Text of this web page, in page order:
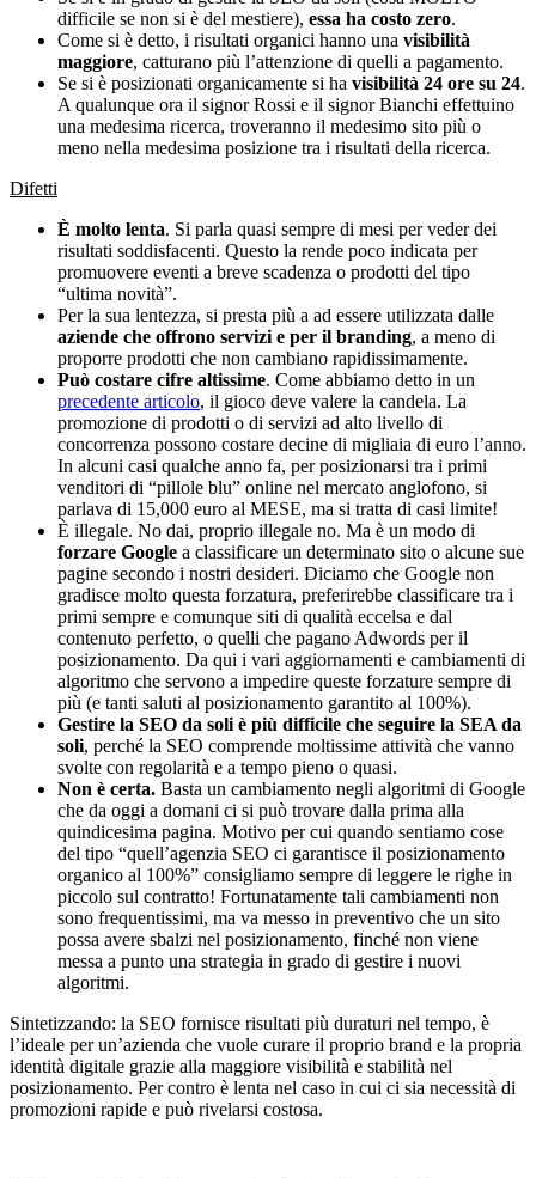
difficile se non si è del mestiere), essa ha costo zero.
Come si è detto, i risultati organici hanno una visibilità
maggiore, catturano più l’attenzione di quelli a pagamento.
Se si è posizionati organicamente si ha visibilità 24 ore su 24.
A qualunque ora il signor Rossi e il signor Bianchi effettuino
una medesima ricerca, troveranno il medesimo sito più o
meno nella medesima posizione tra i risultati della ricerca.
Difetti
È molto lenta. Si parla quasi sempre di mesi per veder dei
risultati soddisfacenti. Questo la rende poco indicata per
promuovere eventi a breve scadenza o prodotti del tipo
“ultima novità”.
Per la sua lentezza, si presta più a ad essere utilizzata dalle
aziende che offrono servizi e per il branding, a meno di
proporre prodotti che non cambiano rapidissimamente.
Può costare cifre altissime. Come abbiamo detto in un
precedente articolo, il gioco deve valere la candela. La
promozione di prodotti o di servizi ad alto livello di
concorrenza possono costare decine di migliaia di euro l’anno.
In alcuni casi qualche anno fa, per posizionarsi tra i primi
venditori di “pillole blu” online nel mercato anglofono, si
parlava di 15,000 euro al MESE, ma si tratta di casi limite!
È illegale. No dai, proprio illegale no. Ma è un modo di
forzare Google a classificare un determinato sito o alcune sue
pagine secondo i nostri desideri. Diciamo che Google non
gradisce molto questa forzatura, preferirebbe classificare tra i
primi sempre e comunque siti di qualità eccelsa e dal
contenuto perfetto, o quelli che pagano Adwords per il
posizionamento. Da qui i vari aggiornamenti e cambiamenti di
algoritmo che servono a impedire queste forzature sempre di
più (e tanti saluti al posizionamento garantito al 100%).
Gestire la SEO da soli è più difficile che seguire la SEA da
soli, perché la SEO comprende moltissime attività che vanno
svolte con regolarità e a tempo pieno o quasi.
Non è certa. Basta un cambiamento negli algoritmi di Google
che da oggi a domani ci si può trovare dalla prima alla
quindicesima pagina. Motivo per cui quando sentiamo cose
del tipo “quell’agenzia SEO ci garantisce il posizionamento
organico al 100%” consigliamo sempre di leggere le righe in
piccolo sul contratto! Fortunatamente tali cambiamenti non
sono frequentissimi, ma va messo in preventivo che un sito
possa avere sbalzi nel posizionamento, finché non viene
messa a punto una strategia in grado di gestire i nuovi
algoritmi.
Sintetizzando: la SEO fornisce risultati più duraturi nel tempo, è
l’ideale per un’azienda che vuole curare il proprio brand e la propria
identità digitale grazie alla maggiore visibilità e stabilità nel
posizionamento. Per contro è lenta nel caso in cui ci sia necessità di
promozioni rapide e può rivelarsi costosa.